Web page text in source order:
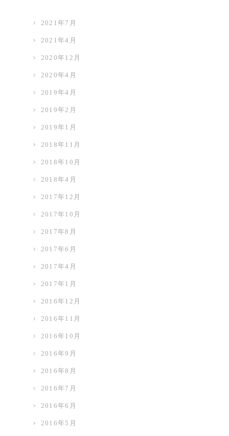
2021年7月
2021年4月
2020年12月
2020年4月
2019年4月
2019年2月
2019年1月
2018年11月
2018年10月
2018年4月
2017年12月
2017年10月
2017年8月
2017年6月
2017年4月
2017年1月
2016年12月
2016年11月
2016年10月
2016年9月
2016年8月
2016年7月
2016年6月
2016年5月